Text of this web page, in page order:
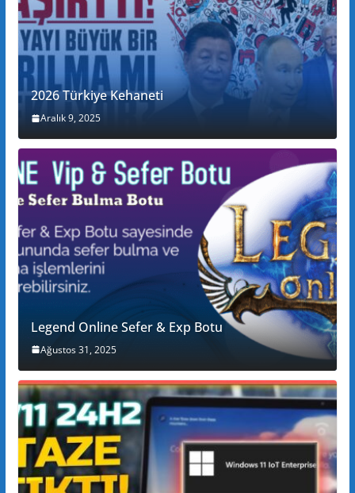
2026 Türkiye Kehaneti
Aralık 9, 2025
Legend Online Sefer & Exp Botu
Ağustos 31, 2025